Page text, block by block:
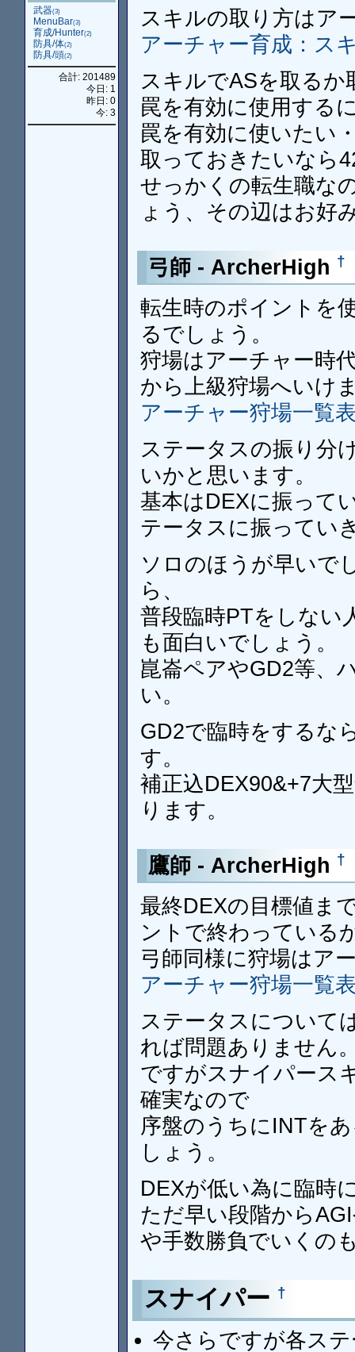
武器(3)
MenuBar(3)
育成/Hunter(2)
防具/体(2)
防具/頭(2)
合計: 201489
今日: 1
昨日: 0
今: 3
スキルの取り方はア
アーチャー育成：ス
スキルでASを取る
罠を有効に使用する
罠を有効に使いたい
取っておきたいなら
せっかくの転生職な
ょう、その辺はお好
弓師 - ArcherHigh †
転生時のポイントを
るでしょう。
狩場はアーチャー時
から上級狩場へいけ
アーチャー狩場一覧
ステータスの振り分
いかと思います。
基本はDEXに振って
テータスに振ってい
ソロのほうが早いで
ら、
普段臨時PTをしない
も面白いでしょう。
崑崙ペアやGD2等、
い。
GD2で臨時をするな
す。
補正込DEX90&+7大
ります。
鷹師 - ArcherHigh †
最終DEXの目標値ま
ントで終わっている
弓師同様に狩場はア
アーチャー狩場一覧
ステータスについて
れば問題ありません
ですがスナイパース
確実なので
序盤のうちにINTを
しょう。
DEXが低い為に臨時
ただ早い段階から
や手数勝負でいくの
スナイパー †
今さらですが各ス